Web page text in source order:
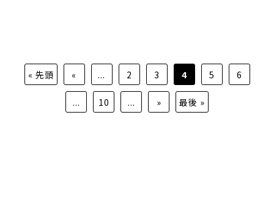
« 先頭 « ... 2 3 4 5 6
... 10 ... » 最後 »